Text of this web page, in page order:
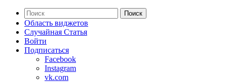
Поиск
Область виджетов
Случайная Статья
Войти
Подписаться
Facebook
Instagram
vk.com